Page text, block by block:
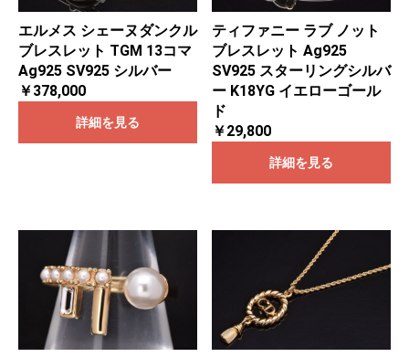
エルメス シェーヌダンクル
ブレスレット TGM 13コマ
Ag925 SV925 シルバー
￥378,000
詳細を見る
ティファニー ラブ ノット
ブレスレット Ag925
SV925 スターリングシルバ
ー K18YG イエローゴール
ド
￥29,800
詳細を見る